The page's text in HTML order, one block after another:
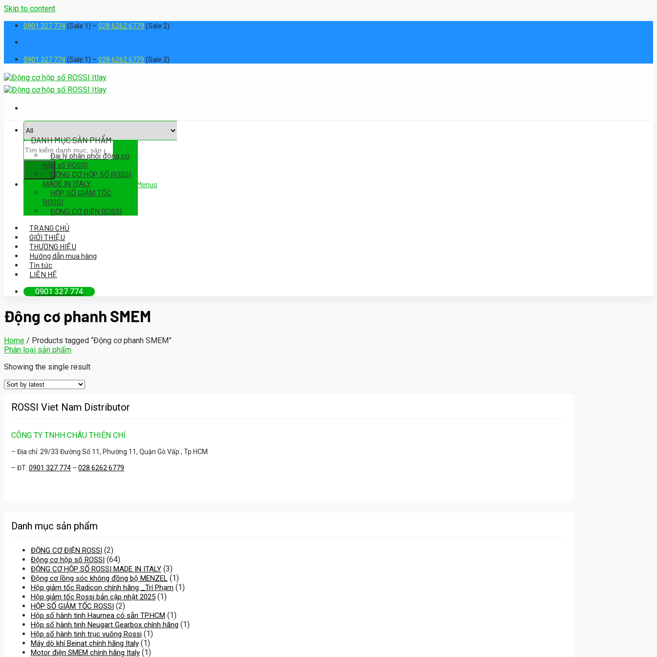
Skip to content
0901 327 774(Sale 1) – 028 6262 6779 (Sale 2)
0901 327 774(Sale 1) – 028 6262 6779 (Sale 2)
Assign a menu in Theme Options > Menus
DANH MỤC SẢN PHẨM
Đại lý phân phối động cơ
hộp số ROSSI
ĐỘNG CƠ HỘP SỐ ROSSI
MADE IN ITALY
HỘP SỐ GIẢM TỐC
ROSSI
ĐỘNG CƠ ĐIỆN ROSSI
TRANG CHỦ
GIỚI THIỆU
THƯƠNG HIỆU
Hướng dẫn mua hàng
Tin tức
LIÊN HỆ
0901 327 774
Động cơ phanh SMEM
Home / Products tagged “Động cơ phanh SMEM”
Phân loại sản phẩm
Showing the single result
ROSSI Viet Nam Distributor
CÔNG TY TNHH CHÂU THIÊN CHÍ
– Địa chỉ: 29/33 Đường Số 11, Phường 11, Quận Gò Vấp , Tp.HCM
– ĐT: 0901 327 774 – 028 6262 6779
Danh mục sản phẩm
ĐỘNG CƠ ĐIỆN ROSSI (2)
Động cơ hộp số ROSSI (64)
ĐỘNG CƠ HỘP SỐ ROSSI MADE IN ITALY (3)
Động cơ lồng sóc không đồng bộ MENZEL (1)
Hộp giảm tốc Radicon chính hãng _Trí Phạm (1)
Hộp giảm tốc Rossi bản cập nhật 2025 (1)
HỘP SỐ GIẢM TỐC ROSSI (2)
Hộp số hành tinh Haumea có sẵn TP.HCM (1)
Hộp số hành tinh Neugart Gearbox chính hãng (1)
Hộp số hành tinh trục vuông Rossi (1)
Máy dò khí Beinat chính hãng Italy (1)
Motor điện SMEM chính hãng Italy (1)